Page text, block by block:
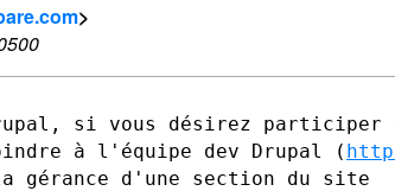
>
si vous désirez participer
à l'équipe dev Drupal (
gérance d'une section du site